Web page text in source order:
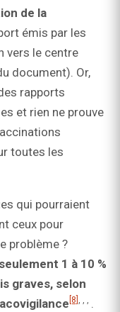
de la
émis par les
vers le centre
document). Or,
rapports
et rien ne prouve
toutes les
qui pourraient
ceux pour
problème ?
seulement 1 à 10 %
graves, selon
[8] , , , .